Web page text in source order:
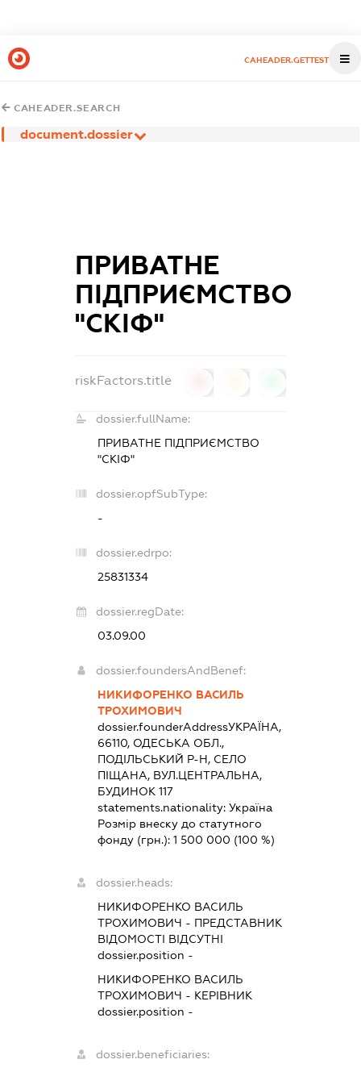
CAHEADER.GETTEST
CAHEADER.SEARCH
document.dossier
ПРИВАТНЕ
ПІДПРИЄМСТВО
"СКІФ"
riskFactors.title
dossier.fullName:
ПРИВАТНЕ ПІДПРИЄМСТВО
"СКІФ"
dossier.opfSubType:
-
dossier.edrpo:
25831334
dossier.regDate:
03.09.00
dossier.foundersAndBenef:
НИКИФОРЕНКО ВАСИЛЬ
ТРОХИМОВИЧ
dossier.founderAddressУКРАЇНА,
66110, ОДЕСЬКА ОБЛ.,
ПОДІЛЬСЬКИЙ Р-Н, СЕЛО
ПІЩАНА, ВУЛ.ЦЕНТРАЛЬНА,
БУДИНОК 117
statements.nationality:Україна
Розмір внеску до статутного
фонду (грн.):1 500 000 (100 %)
dossier.heads:
НИКИФОРЕНКО ВАСИЛЬ
ТРОХИМОВИЧ - ПРЕДСТАВНИК
ВІДОМОСТІ ВІДСУТНІ
dossier.position -
НИКИФОРЕНКО ВАСИЛЬ
ТРОХИМОВИЧ - КЕРІВНИК
dossier.position -
dossier.beneficiaries: